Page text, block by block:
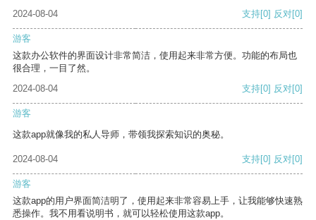
2024-08-04
支持[0] 反对[0]
游客
这款办公软件的界面设计非常简洁，使用起来非常方便。功能的布局也
很合理，一目了然。
2024-08-04
支持[0] 反对[0]
游客
这款app就像我的私人导师，带领我探索知识的奥秘。
2024-08-04 支持[0] 反对[0]
游客
这款app的用户界面简洁明了，使用起来非常容易上手，让我能够快速熟
悉操作。我不用看说明书，就可以轻松使用这款app。